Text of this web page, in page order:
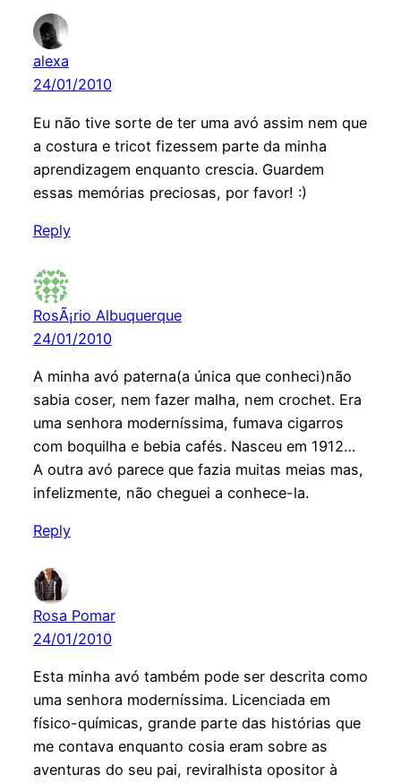
alexa
24/01/2010
Eu não tive sorte de ter uma avó assim nem que
a costura e tricot fizessem parte da minha
aprendizagem enquanto crescia. Guardem
essas memórias preciosas, por favor! :)
Reply
RosÃ¡rio Albuquerque
24/01/2010
A minha avó paterna(a única que conheci)não
sabia coser, nem fazer malha, nem crochet. Era
uma senhora moderníssima, fumava cigarros
com boquilha e bebia cafés. Nasceu em 1912…
A outra avó parece que fazia muitas meias mas,
infelizmente, não cheguei a conhece-la.
Reply
Rosa Pomar
24/01/2010
Esta minha avó também pode ser descrita como
uma senhora moderníssima. Licenciada em
físico-químicas, grande parte das histórias que
me contava enquanto cosia eram sobre as
aventuras do seu pai, reviralhista opositor à